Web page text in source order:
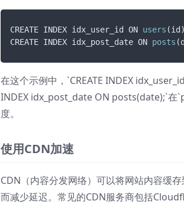
CREATE INDEX idx_user_id ON users
CREATE INDEX idx_post_date ON posts
在这个示例中，`CREATE INDEX
INDEX idx_post_date ON posts(date);`在
度。
使用CDN加速
CDN（内容分发网络）可以将网站内容缓
而减少延迟。常见的CDN服务商包括